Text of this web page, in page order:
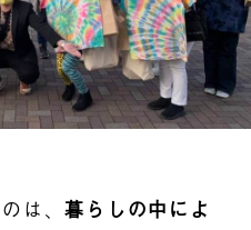
は、暮らしの中によ